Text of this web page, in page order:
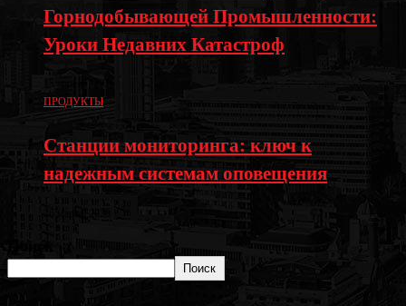
Горнодобывающей Промышленности:
Уроки Недавних Катастроф
ПРОДУКТЫ
Станции мониторинга: ключ к
надежным системам оповещения
Поиск